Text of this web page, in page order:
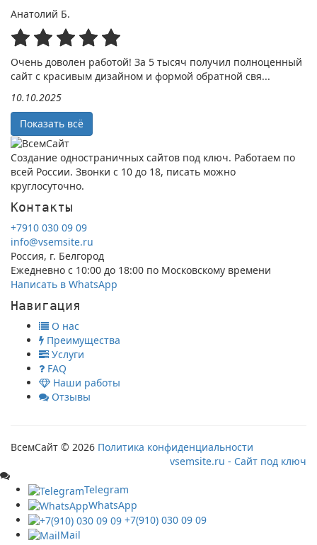
Анатолий Б.
Очень доволен работой! За 5 тысяч получил полноценный
сайт с красивым дизайном и формой обратной свя...
10.10.2025
Показать всё
Создание одностраничных сайтов под ключ. Работаем по
всей России. Звонки с 10 до 18, писать можно
круглосуточно.
Контакты
+7910 030 09 09
info@vsemsite.ru
Россия, г. Белгород
Ежедневно с 10:00 до 18:00 по Московскому времени
Написать в WhatsApp
Навигация
О нас
Преимущества
Услуги
FAQ
Наши работы
Отзывы
ВсемСайт © 2026 Политика конфиденциальности
vsemsite.ru - Сайт под ключ
Telegram
WhatsApp
+7(910) 030 09 09
Mail